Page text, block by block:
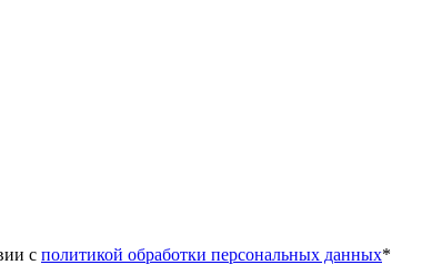
с политикой обработки персональных данных*